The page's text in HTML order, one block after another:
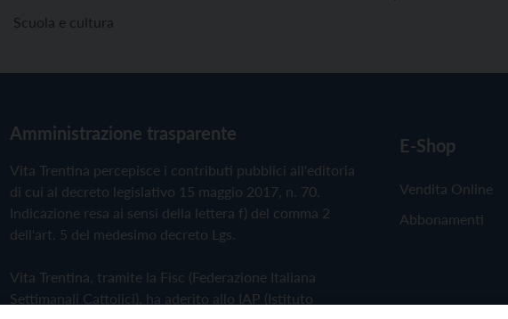
Scuola e cultura
Amministrazione trasparente
Vita Trentina percepisce i contributi pubblici all'editoria
di cui al decreto legislativo 15 maggio 2017, n. 70.
Indicazione resa ai sensi della lettera f) del comma 2
dell'art. 5 del medesimo decreto Lgs.
Vita Trentina, tramite la Fisc (Federazione Italiana
Settimanali Cattolici), ha aderito allo IAP (Istituto
E-Shop
Vendita Online
Abbonamenti